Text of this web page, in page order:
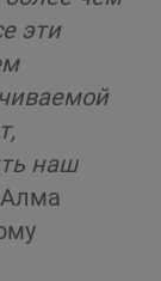
эти
наш
Алма